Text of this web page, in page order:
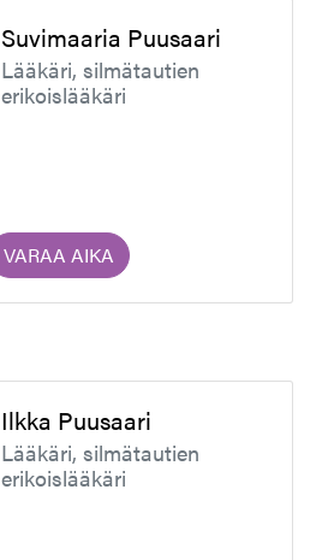
Suvimaaria Puusaari
Lääkäri, silmätautien
erikoislääkäri
VARAA AIKA
Ilkka Puusaari
Lääkäri, silmätautien
erikoislääkäri